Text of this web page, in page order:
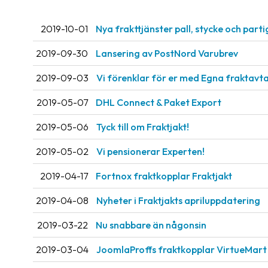
2019-10-01 Nya frakttjänster pall, stycke och
2019-09-30 Lansering av PostNord Varubrev
2019-09-03 Vi förenklar för er med Egna
2019-05-07 DHL Connect & Paket Export
2019-05-06 Tyck till om Fraktjakt!
2019-05-02 Vi pensionerar Experten!
2019-04-17 Fortnox fraktkopplar Fraktjakt
2019-04-08 Nyheter i Fraktjakts apriluppdatering
2019-03-22 Nu snabbare än någonsin
2019-03-04 JoomlaProffs fraktkopplar VirtueMart